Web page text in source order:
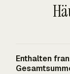
Enthalten